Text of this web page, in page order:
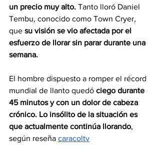
un precio muy alto. Tanto lloró Daniel
Tembu, conocido como Town Cryer,
que su visión se vio afectada por el
esfuerzo de llorar sin parar durante una
semana.
El hombre dispuesto a romper el récord
mundial de llanto quedó ciego durante
45 minutos y con un dolor de cabeza
crónico. Lo insólito de la situación es
que actualmente continúa llorando,
según reseña caracoltv